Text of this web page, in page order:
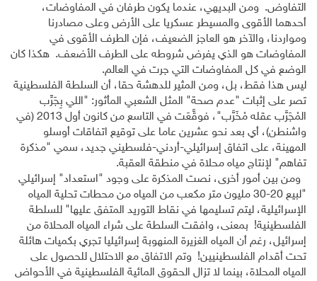
التفاوض. ومن البديهي، عندما يكون طرفان في المفاوضات،
أحدهما الأقوى والمسيطر عسكريا على الأرض وعلى مصادرنا
ومواردنا، والآخر هو العاجز الضعيف، فإن الطرف الأقوى في
المفاوضات هو الذي يفرض شروطه على الطرف الأضعف. هكذا كان
الوضع في كل المفاوضات التي جرت في العالم.
ليس هذا فقط، بل، ومن المثير للدهشة حقا، أن السلطة الفلسطينية
تصر على إثبات "عدم صحة" المثل الشعبي المأثور: "اللي بِجَرِّب
المْجَرَّب عقله مْخَرَّب"، فوقَّعَت في التاسع من كانون أول 2013 (في
واشنطن)، أي بعد نحو عشرين عاما على توقيع اتفاقات أوسلو
المهينة، على اتفاق إسرائيلي-أردني-فلسطيني جديد، سمي "مذكرة
تفاهم" لإنتاج مياه محلاة في منطقة العقبة.
ومن بين أمور أخرى، نصت المذكرة على وجود "استعداد" إسرائيلي
"لبيع 20-30 مليون متر مكعب من المياه من محطات تحلية المياه
الإسرائيلية، ليتم تسليمها في نقاط التوريد المتفق عليها" للسلطة
الفلسطينية! بمعنى، وافقت السلطة على شراء المياه المحلاة من
إسرائيل، رغم أن المياه الغزيرة المنهوبة إسرائيليا تجري بكميات هائلة
تحت أقدام الفلسطينيين! وتم الاتفاق مع الاحتلال للحصول على
المياه المحلاة، بينما لا تزال الحقوق المائية الفلسطينية في الأحواض